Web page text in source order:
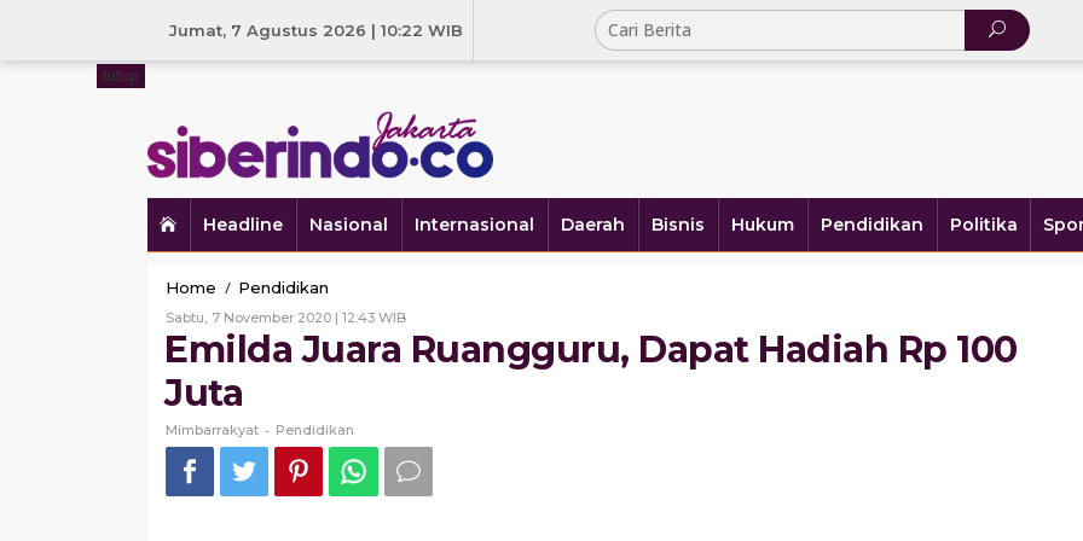
Jumat, 7 Agustus 2026 | 10:22 WIB
Headline Nasional Internasional Daerah Bisnis Hukum Pendidikan Politika
tutup
Home / Pendidikan
Juara
Ruangguru,
Dapat
Juta
Sabtu, 7 November 2020 | 12:43 WIBOleh
Mimbarrakyat
Emilda Juara Ruangguru, Dapat Hadiah Rp 100
Juta
Mimbarrakyat - Pendidikan